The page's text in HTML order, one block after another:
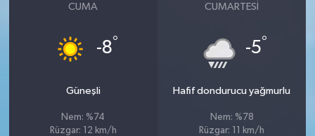
CUMA
-8°
Güneşli
Nem: %74
Rüzgar: 12 km/h
CUMARTESI
-5°
Hafif dondurucu yağmurlu
Nem: %78
Rüzgar: 11 km/h